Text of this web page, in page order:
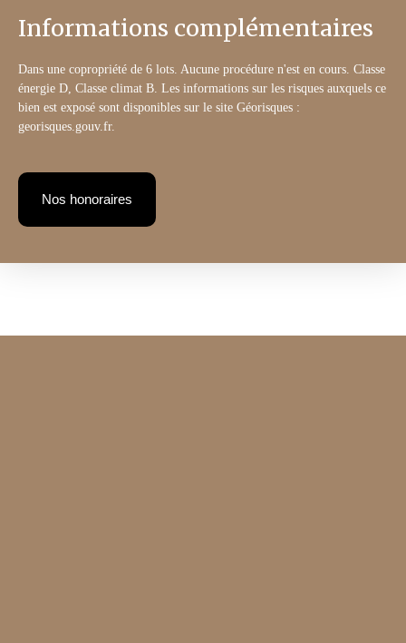
Informations complémentaires
Dans une copropriété de 6 lots. Aucune procédure n'est en cours. Classe
énergie D, Classe climat B. Les informations sur les risques auxquels ce
bien est exposé sont disponibles sur le site Géorisques :
georisques.gouv.fr.
Nos honoraires